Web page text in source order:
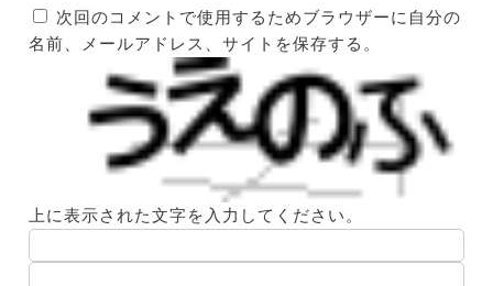
次回のコメントで使用するためブラウザーに自分の
名前、メールアドレス、サイトを保存する。
上に表示された文字を入力してください。